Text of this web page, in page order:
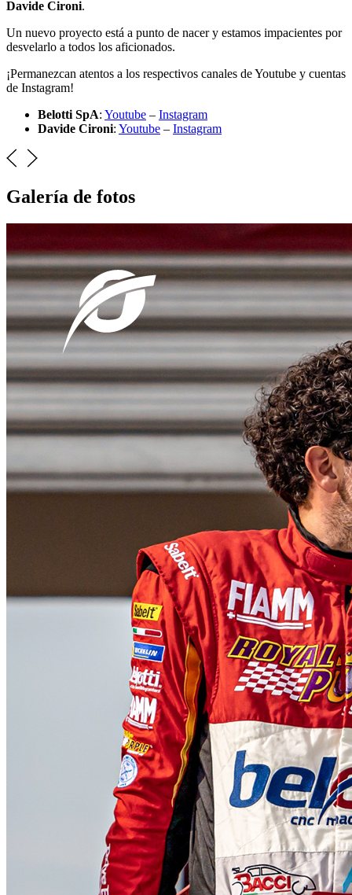
Davide Cironi.
Un nuevo proyecto está a punto de nacer y estamos impacientes por
desvelarlo a todos los aficionados.
¡Permanezcan atentos a los respectivos canales de Youtube y cuentas
de Instagram!
Belotti SpA: Youtube – Instagram
Davide Cironi: Youtube – Instagram
Galería de fotos